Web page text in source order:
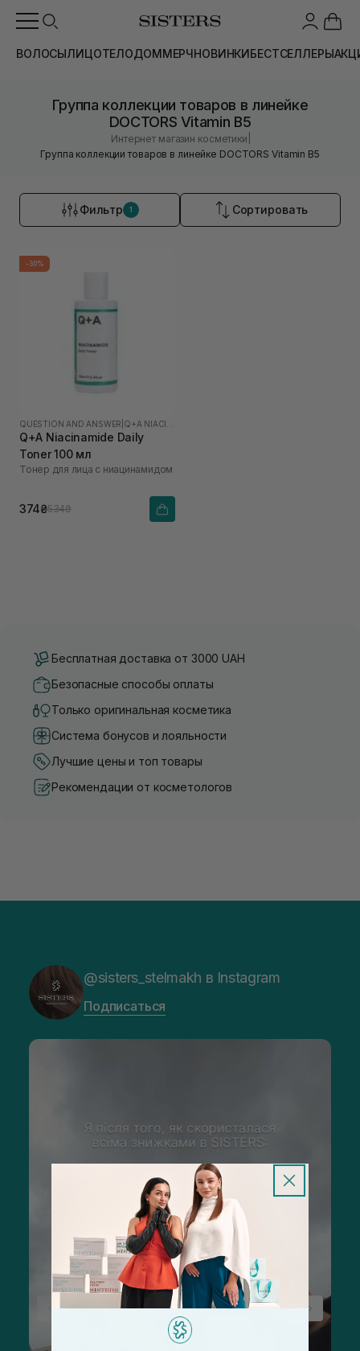
ВОЛОСЫЛИЦОТЕЛОДОММЕРЧНОВИНКИБЕСТСЕЛЛЕРЫ
Группа коллекции товаров в линейке
DOCTORS Vitamin B5
Интернет магазин косметики
Группа коллекции товаров в линейке DOCTORS Vitamin B5
Фильтр 1 Сортировать
-30%
QUESTION AND ANSWER
Q+A Niacinamide Daily
Toner 100 мл
Тонер для лица с ниацинамидом
374₴534₴
Бесплатная доставка от 3000 UAH
Безопасные способы оплаты
Только оригинальная косметика
Система бонусов и лояльности
Лучшие цены и топ товары
Рекомендации от косметологов
@sisters_stelmakh в Instagram
Подписаться